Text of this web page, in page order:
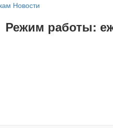
Новости
Режим работы: